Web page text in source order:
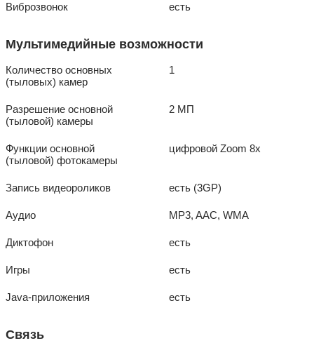
Виброзвонок есть
Мультимедийные возможности
Количество основных
(тыловых) камер
1
Разрешение основной
(тыловой) камеры
2 МП
Функции основной
(тыловой) фотокамеры
цифровой Zoom 8x
Запись видеороликов есть (3GP)
Аудио MP3, AAC, WMA
Диктофон есть
Игры есть
Java-приложения есть
Связь